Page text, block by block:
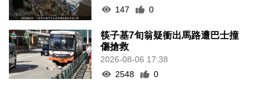
147
0
筷子基7旬翁疑衝出馬路遭巴士撞
傷搶救
2026-08-06 17:38
2548
0